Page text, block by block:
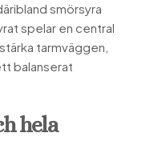
smörsyra
spelar en central
tarmväggen,
balanserat
hela